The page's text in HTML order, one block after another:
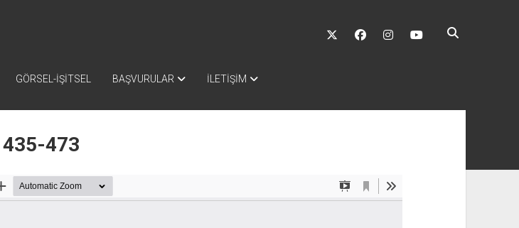
twitter facebookinstagramyoutube
GÖRSEL-İŞİTSEL BAŞVURULAR İLETİŞİM
473